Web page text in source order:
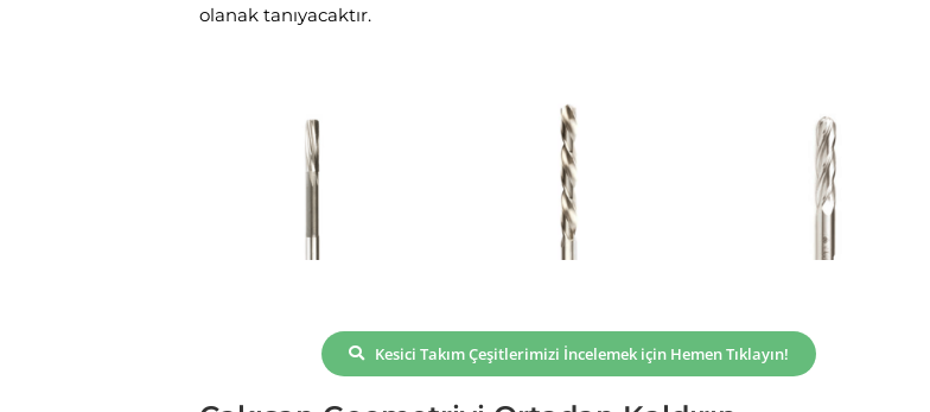
olanak tanıyacaktır.
Kesici Takım Çeşitlerimizi İncelemek için Hemen Tıklayın!